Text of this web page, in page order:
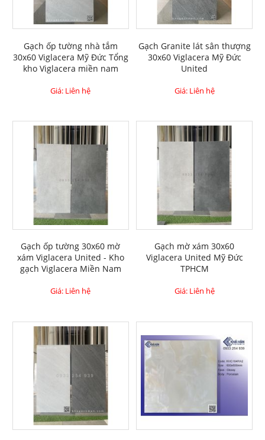
Gạch ốp tường nhà tắm
30x60 Viglacera Mỹ Đức Tổng
kho Viglacera miền nam
Giá: Liên hệ
Gạch Granite lát sân thượng
30x60 Viglacera Mỹ Đức
United
Giá: Liên hệ
Gạch ốp tường 30x60 mờ
xám Viglacera United - Kho
gạch Viglacera Miền Nam
Giá: Liên hệ
Gạch mờ xám 30x60
Viglacera United Mỹ Đức
TPHCM
Giá: Liên hệ